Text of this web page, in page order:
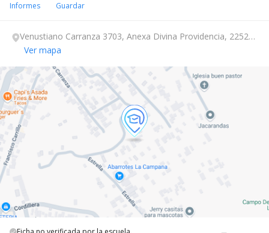
Informes Guardar
Venustiano Carranza 3703, Anexa Divina Providencia, 22525
Tijuana, Baja California.
Ver mapa